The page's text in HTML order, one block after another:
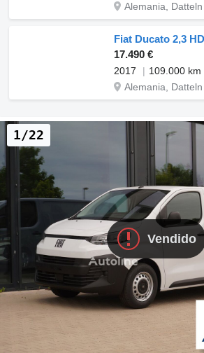
Alemania, Datteln
17.490 €
2017
109.000 km
Alemania, Datteln
Vendido
1/22